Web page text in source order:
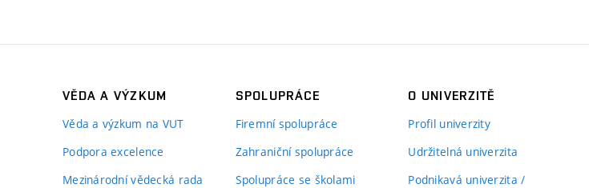
VĚDA A VÝZKUM
Věda a výzkum na VUT
Podpora excelence
Mezinárodní vědecká rada
SPOLUPRÁCE
Firemní spolupráce
Zahraniční spolupráce
Spolupráce se školami
O UNIVERZITĚ
Profil univerzity
Udržitelná univerzita
Podnikavá univerzita /